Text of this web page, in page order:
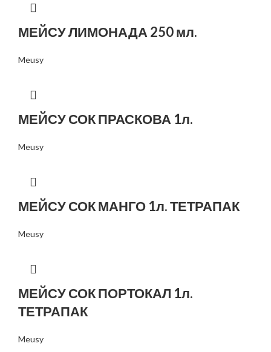
МЕЙСУ ЛИМОНАДА 250 мл.
Meusy
МЕЙСУ СОК ПРАСКОВА 1л.
Meusy
МЕЙСУ СОК МАНГО 1л. ТЕТРАПАК
Meusy
МЕЙСУ СОК ПОРТОКАЛ 1л.
ТЕТРАПАК
Meusy